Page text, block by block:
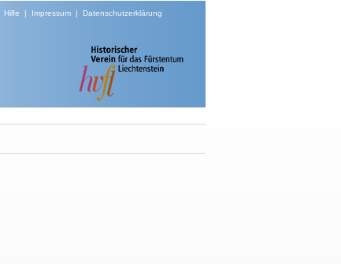
Hilfe | Impressum| Datenschutzerklärung